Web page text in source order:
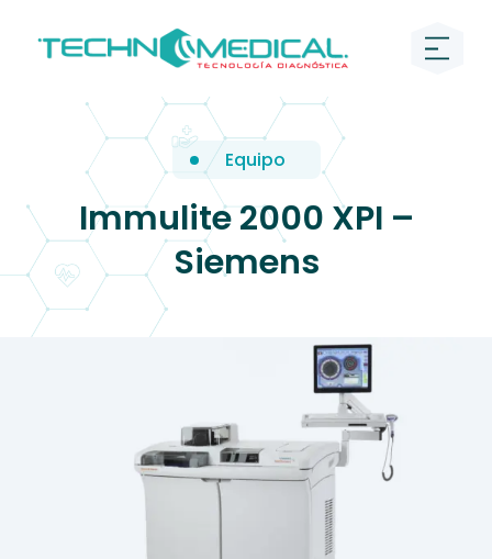
Equipo
Immulite 2000 XPI –
Siemens